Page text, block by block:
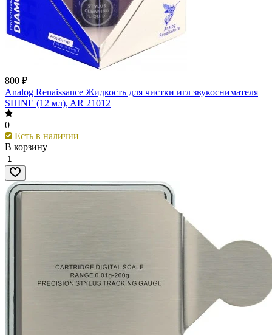
800 ₽
Analog Renaissance Жидкость для чистки игл звукоснимателя
SHINE (12 мл), AR 21012
0
Есть в наличии
В корзину